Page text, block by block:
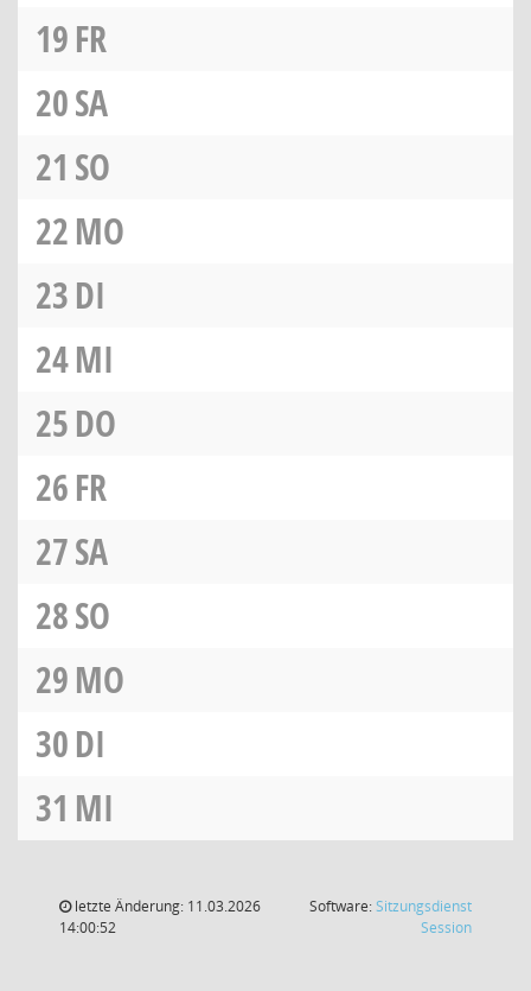
19FR
20SA
21 SO
22MO
23DI
24MI
25DO
26FR
27SA
28SO
29MO
30DI
31 MI
letzte Änderung: 11.03.2026
14:00:52
Software:Sitzungsdienst
Session(Wird in